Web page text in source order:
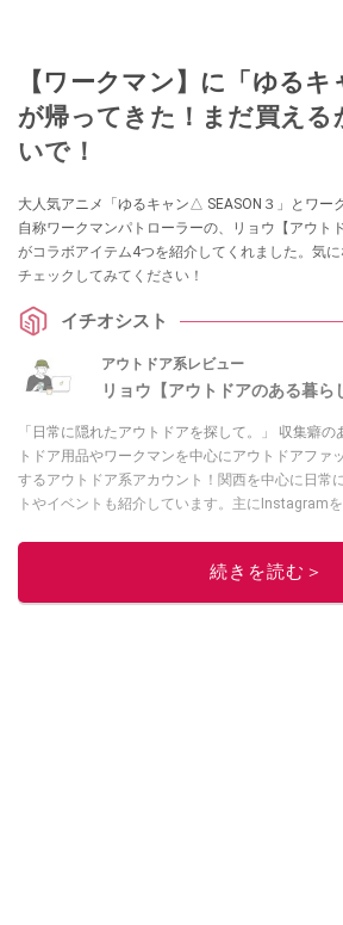
【ワークマン】に「ゆる
が帰ってきた！まだ買える
いで！
大人気アニメ「ゆるキャン△ SEASON３」とワー
自称ワークマンパトローラーの、リョウ【アウト
がコラボアイテム4つを紹介してくれました。気
チェックしてみてください！
イチオシスト
アウトドア系レビュー
リョウ【アウトドアのある暮ら
「日常に隠れたアウトドアを探して。」 収集癖
トドア用品やワークマンを中心にアウトドアファ
するアウトドア系アカウント！関西を中心に日常
トやイベントも紹介しています。主にInstagram
しています！
続きを読む＞